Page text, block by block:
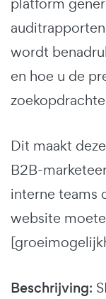
platform
wordt
en hoe u de
Dit maakt
B2B-
interne teams
website
Beschrijving: